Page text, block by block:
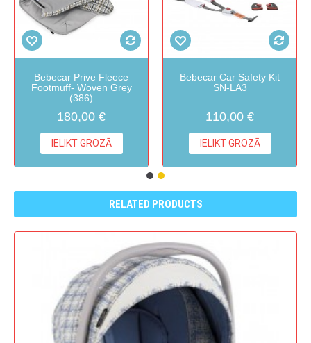
Bebecar Prive Fleece
Footmuff- Woven Grey
(386)
180,00 €
IELIKT GROZĀ
Bebecar Car Safety Kit
SN-LA3
110,00 €
IELIKT GROZĀ
RELATED PRODUCTS